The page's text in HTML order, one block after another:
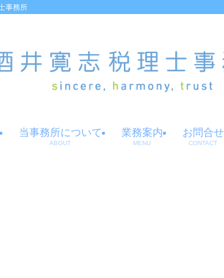
事務所
当事務所について
ABOUT
業務案内
MENU
お問合せ
CONTACT